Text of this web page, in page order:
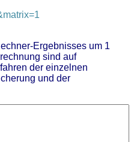
Ergebnisses um 1
sind auf
der einzelnen
und der